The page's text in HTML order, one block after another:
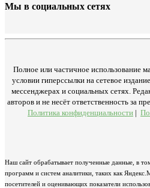
Мы в социальных сетях
Полное или частичное использование
условии гиперссылки на сетевое издание
мессенджерах и социальных сетях.
авторов и не несёт ответственность за
Политика конфиденциальности |
Наш сайт обрабатывает полученные данные, в
программ и систем аналитики, таких как
посетителей и оценивающих показатели